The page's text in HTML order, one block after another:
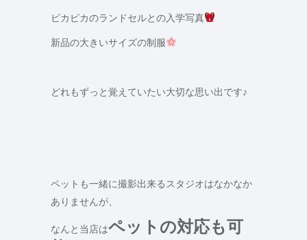
ピカピカのランドセルとの入学写真
新品の大きいサイズの制服
どれもずっと覚えていたい大切な思い出です♪
ペットも一緒に撮影出来るスタジオはなかなか
ありませんが、
なんと当店はペットの対応も可